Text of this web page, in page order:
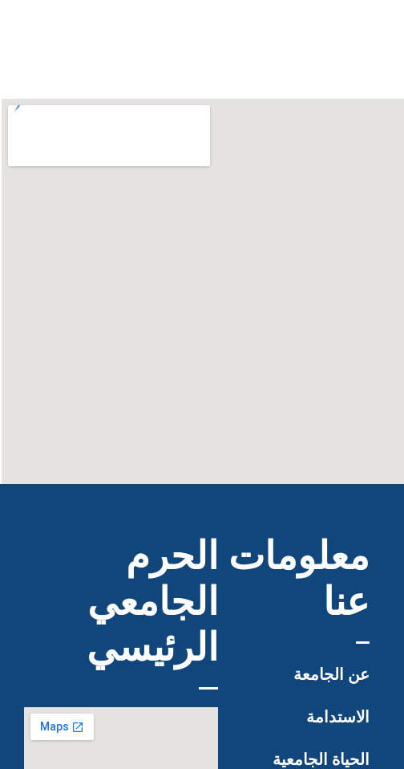
معلومات
عنا
عن الجامعة
الاستدامة
الحياة الجامعية
الحرم
الجامعي
الرئيسي